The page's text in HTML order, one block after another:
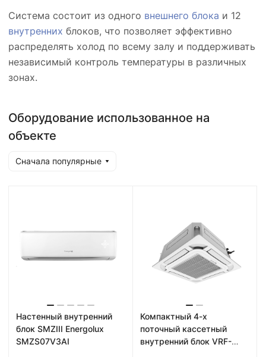
Система состоит из одного внешнего блока и 12
внутренних блоков, что позволяет эффективно
распределять холод по всему залу и поддерживать
независимый контроль температуры в различных
зонах.
Оборудование использованное на
объекте
Сначала популярные
Настенный внутренний
блок SMZIII Energolux
SMZS07V3AI
Компактный 4-х
поточный кассетный
внутренний блок VRF-